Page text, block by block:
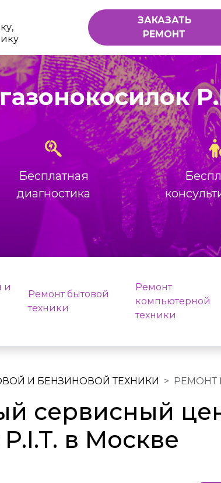
ЗАКАЗАТЬ
РЕМОНТ
Бесплатная
диагностика
и
Ремонт бытовой
техники
Ремонт
компьютерной
техники
И БЕНЗИНОВОЙ ТЕХНИКИ РЕМОНТ
сервисный
в Москве